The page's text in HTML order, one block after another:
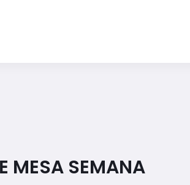
MESA SEMANA